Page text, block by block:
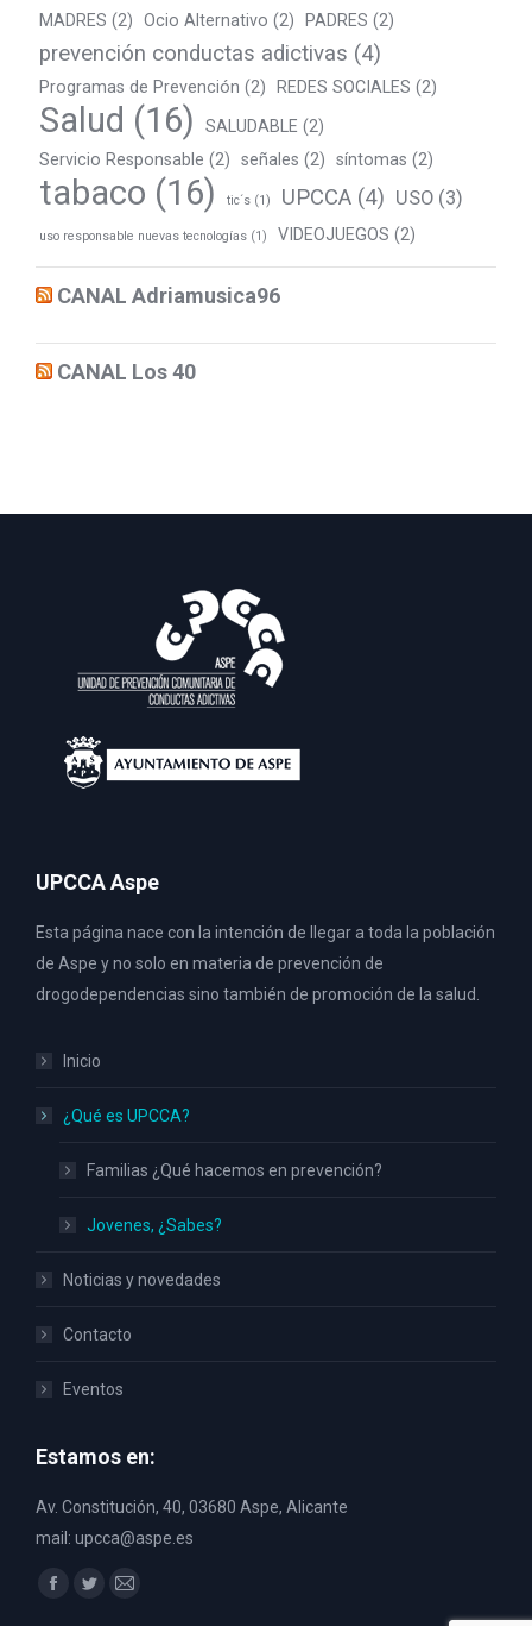
MADRES (2) Ocio Alternativo (2) PADRES (2)
prevención conductas adictivas (4)
Programas de Prevención (2) REDES SOCIALES (2)
Salud (16) SALUDABLE (2)
Servicio Responsable (2) señales (2) síntomas (2)
tabaco (16) tic´s (1) UPCCA (4) USO (3)
uso responsable nuevas tecnologías (1) VIDEOJUEGOS (2)
CANAL Adriamusica96
CANAL Los 40
UPCCA Aspe
Esta página nace con la intención de llegar a toda la población
de Aspe y no solo en materia de prevención de
drogodependencias sino también de promoción de la salud.
Inicio
¿Qué es UPCCA?
Familias ¿Qué hacemos en prevención?
Jovenes, ¿Sabes?
Noticias y novedades
Contacto
Eventos
Estamos en:
Av. Constitución, 40, 03680 Aspe, Alicante
mail: upcca@aspe.es
Encuéntranos en:
Facebook
TwitterMail